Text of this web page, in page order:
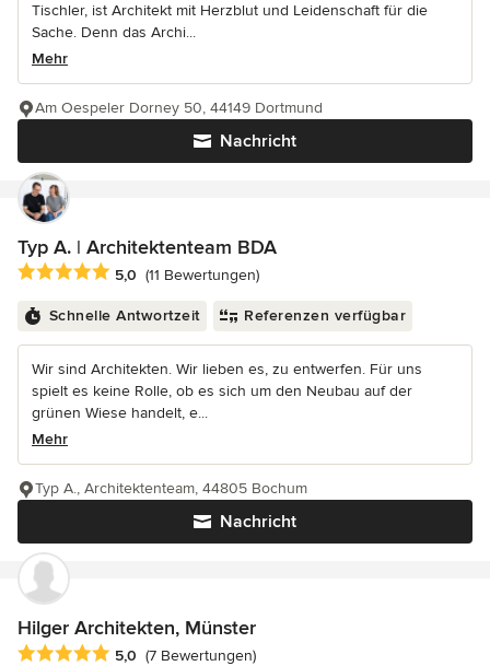
Tischler, ist Architekt mit Herzblut und Leidenschaft für die
Sache. Denn das Archi...
Mehr
Nachricht
Am Oespeler Dorney 50, 44149 Dortmund
Typ A. | Architektenteam BDA
Durchschnittliche Bewertung: 5 von 5 Sternen
5,0 (11 Bewertungen)
Schnelle Antwortzeit Referenzen verfügbar
Wir sind Architekten. Wir lieben es, zu entwerfen. Für uns
spielt es keine Rolle, ob es sich um den Neubau auf der
grünen Wiese handelt, e...
Mehr
Nachricht
Typ A., Architektenteam, 44805 Bochum
Hilger Architekten, Münster
Durchschnittliche Bewertung: 5 von 5 Sternen
5,0 (7 Bewertungen)